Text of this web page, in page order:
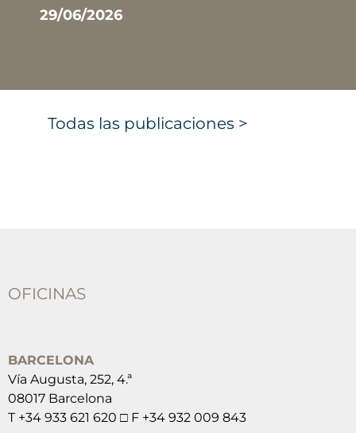
29/06/2026
Todas las publicaciones >
OFICINAS
BARCELONA
Vía Augusta, 252, 4.ª
08017 Barcelona
T +34 933 621 620 □ F +34 932 009 843